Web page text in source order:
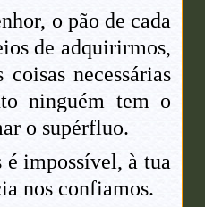
o pão de cada
de adquirirmos,
necessárias
ninguém tem o
o supérfluo.
é impossível, à tua
nos confiamos.